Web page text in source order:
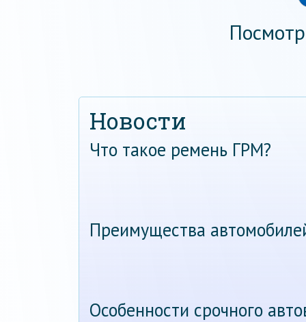
Новости
Что такое ремень ГРМ?
Преимущества
Особенности срочного